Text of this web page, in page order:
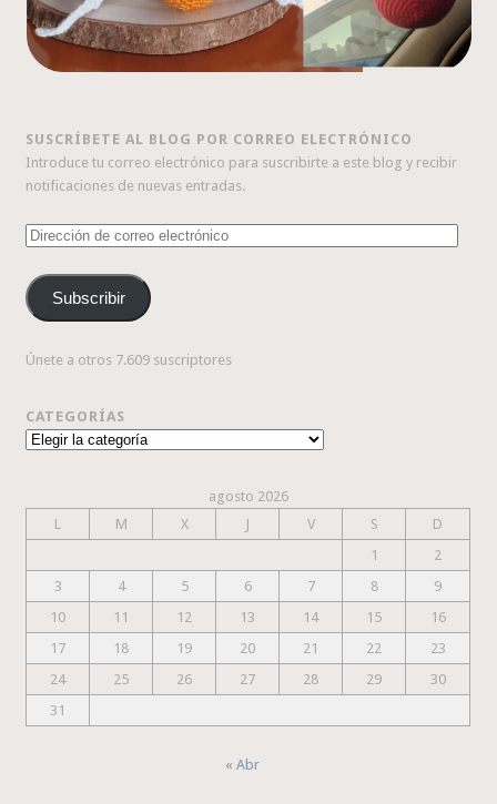
SUSCRÍBETE AL BLOG POR CORREO ELECTRÓNICO
Introduce tu correo electrónico para suscribirte a este blog y recibir
notificaciones de nuevas entradas.
Dirección
correo
electrónico
Subscribir
Únete a otros 7.609 suscriptores
CATEGORÍAS
Categorías
agosto 2026
L
M X J V S
D
1
2
3
4 5 6 7 8
9
10
11 12 13 14 15
16
17
18 19 20 21 22
23
24
25 26 27 28 29
30
31
« Abr